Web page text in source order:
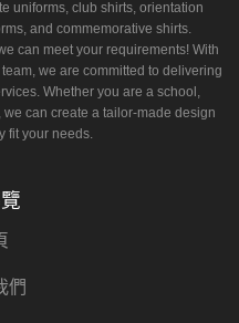
uniforms, club shirts, orientation
and commemorative shirts.
can meet your requirements! With
we are committed to delivering
Whether you are a school,
can create a tailor-made design
fit your needs.
們